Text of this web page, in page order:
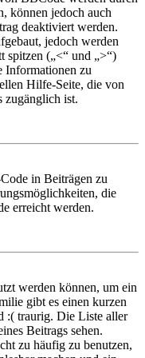
können jedoch auch
deaktiviert werden.
jedoch werden
spitzen („<“ und „>“)
Informationen zu
Hilfe-Seite, die von
zugänglich ist.
in Beiträgen zu
die
erreicht werden.
werden können, um ein
gibt es einen kurzen
:( traurig. Die Liste aller
Beitrags sehen.
zu häufig zu benutzen,